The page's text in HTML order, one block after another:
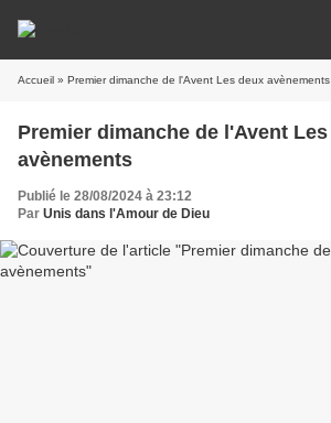
Accueil » Premier dimanche de l'Avent Les deux avènements
Premier dimanche de l'Avent Les deux
avènements
Publié le 28/08/2024 à 23:12
Par Unis dans l'Amour de Dieu